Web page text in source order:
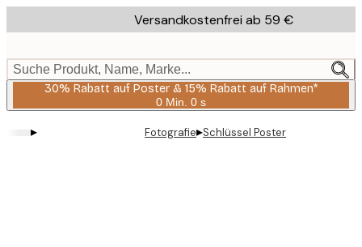
to
content.
Versandkostenfrei ab 59 €
Suche Produkt, Name, Marke...
30% Rabatt auf Poster & 15% Rabatt auf Rahmen*
0 Min. 0 s
Gültig
2026-
▸ Fotografie▸Schlüssel Poster